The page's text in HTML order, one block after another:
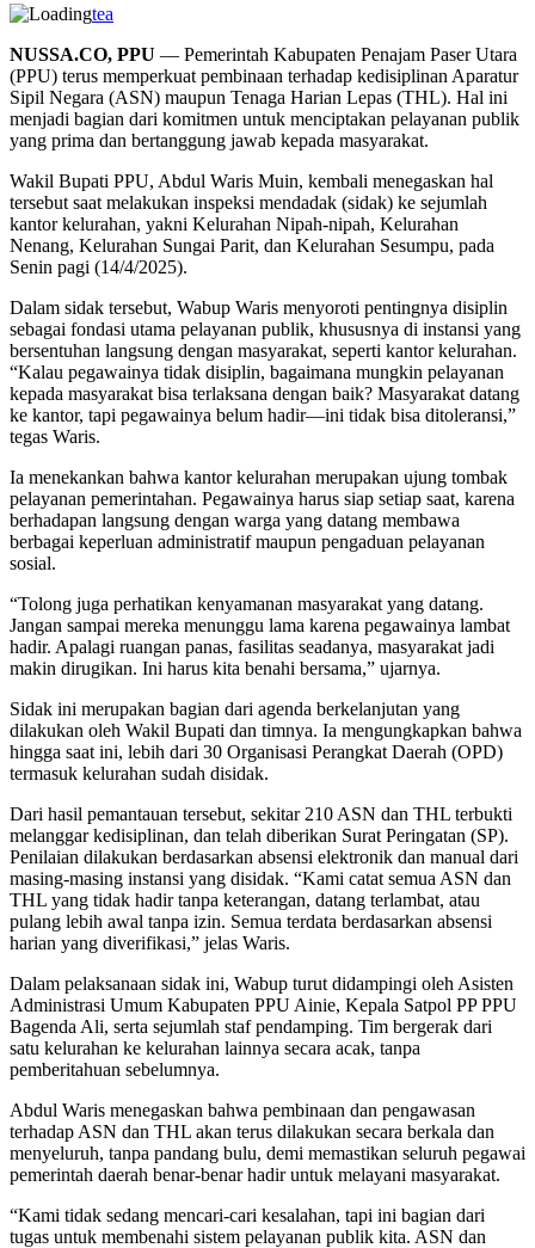
tea
NUSSA.CO, PPU — Pemerintah Kabupaten Penajam Paser Utara
(PPU) terus memperkuat pembinaan terhadap kedisiplinan Aparatur
Sipil Negara (ASN) maupun Tenaga Harian Lepas (THL). Hal ini
menjadi bagian dari komitmen untuk menciptakan pelayanan publik
yang prima dan bertanggung jawab kepada masyarakat.
Wakil Bupati PPU, Abdul Waris Muin, kembali menegaskan hal
tersebut saat melakukan inspeksi mendadak (sidak) ke sejumlah
kantor kelurahan, yakni Kelurahan Nipah-nipah, Kelurahan
Nenang, Kelurahan Sungai Parit, dan Kelurahan Sesumpu, pada
Senin pagi (14/4/2025).
Dalam sidak tersebut, Wabup Waris menyoroti pentingnya disiplin
sebagai fondasi utama pelayanan publik, khususnya di instansi yang
bersentuhan langsung dengan masyarakat, seperti kantor kelurahan.
“Kalau pegawainya tidak disiplin, bagaimana mungkin pelayanan
kepada masyarakat bisa terlaksana dengan baik? Masyarakat datang
ke kantor, tapi pegawainya belum hadir—ini tidak bisa ditoleransi,”
tegas Waris.
Ia menekankan bahwa kantor kelurahan merupakan ujung tombak
pelayanan pemerintahan. Pegawainya harus siap setiap saat, karena
berhadapan langsung dengan warga yang datang membawa
berbagai keperluan administratif maupun pengaduan pelayanan
sosial.
“Tolong juga perhatikan kenyamanan masyarakat yang datang.
Jangan sampai mereka menunggu lama karena pegawainya lambat
hadir. Apalagi ruangan panas, fasilitas seadanya, masyarakat jadi
makin dirugikan. Ini harus kita benahi bersama,” ujarnya.
Sidak ini merupakan bagian dari agenda berkelanjutan yang
dilakukan oleh Wakil Bupati dan timnya. Ia mengungkapkan bahwa
hingga saat ini, lebih dari 30 Organisasi Perangkat Daerah (OPD)
termasuk kelurahan sudah disidak.
Dari hasil pemantauan tersebut, sekitar 210 ASN dan THL terbukti
melanggar kedisiplinan, dan telah diberikan Surat Peringatan (SP).
Penilaian dilakukan berdasarkan absensi elektronik dan manual dari
masing-masing instansi yang disidak. “Kami catat semua ASN dan
THL yang tidak hadir tanpa keterangan, datang terlambat, atau
pulang lebih awal tanpa izin. Semua terdata berdasarkan absensi
harian yang diverifikasi,” jelas Waris.
Dalam pelaksanaan sidak ini, Wabup turut didampingi oleh Asisten
Administrasi Umum Kabupaten PPU Ainie, Kepala Satpol PP PPU
Bagenda Ali, serta sejumlah staf pendamping. Tim bergerak dari
satu kelurahan ke kelurahan lainnya secara acak, tanpa
pemberitahuan sebelumnya.
Abdul Waris menegaskan bahwa pembinaan dan pengawasan
terhadap ASN dan THL akan terus dilakukan secara berkala dan
menyeluruh, tanpa pandang bulu, demi memastikan seluruh pegawai
pemerintah daerah benar-benar hadir untuk melayani masyarakat.
“Kami tidak sedang mencari-cari kesalahan, tapi ini bagian dari
tugas untuk membenahi sistem pelayanan publik kita. ASN dan